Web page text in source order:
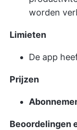
worden
Limieten
De app
Prijzen
Beoordelingen